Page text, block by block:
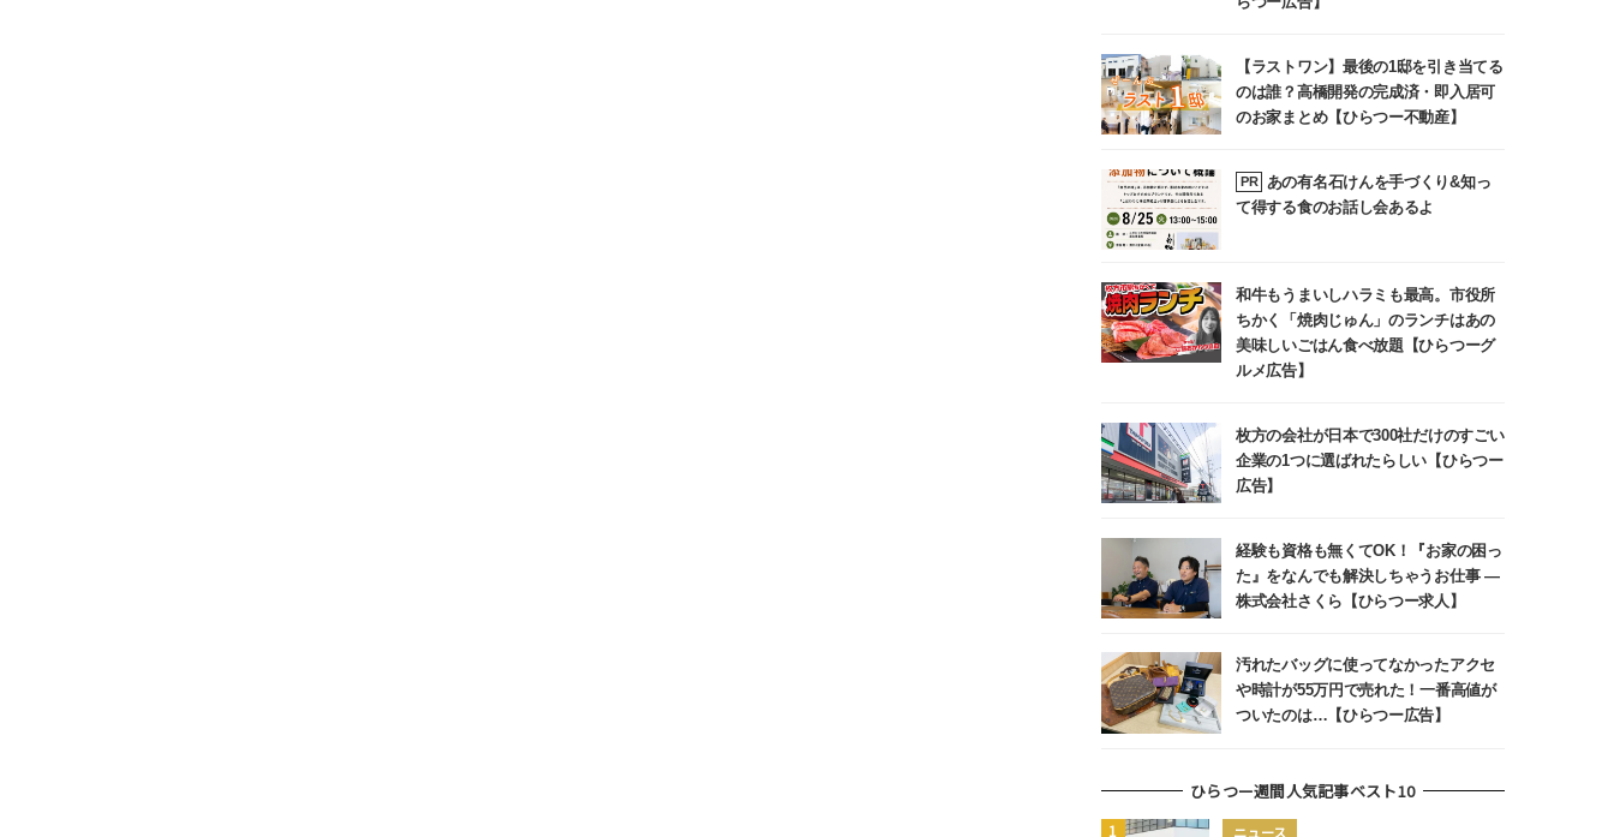
【ラストワン】最後の1邸を引き当てる
のは誰？高橋開発の完成済・即入居可
のお家まとめ【ひらつー不動産】
PR
あの有名石けんを手づくり&知っ
て得する食のお話し会あるよ
和牛もうまいしハラミも最高。市役所
ちかく「焼肉じゅん」のランチはあの
美味しいごはん食べ放題【ひらつーグ
ルメ広告】
枚方の会社が日本で300社だけのすごい
企業の1つに選ばれたらしい【ひらつー
広告】
経験も資格も無くてOK！『お家の困っ
た』をなんでも解決しちゃうお仕事 ―
株式会社さくら【ひらつー求人】
汚れたバッグに使ってなかったアクセ
や時計が55万円で売れた！一番高値が
ついたのは…【ひらつー広告】
ひらつー週間人気記事ベスト10
ニュース